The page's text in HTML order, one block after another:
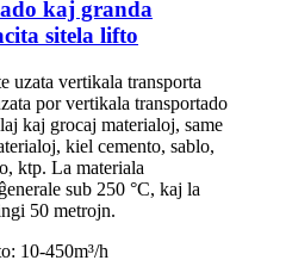
kaj granda
sitela lifto
uzata vertikala transporta
por vertikala transportado
kaj grocaj materialoj, same
kiel cemento, sablo,
ktp. La materiala
sub 250 °C, kaj la
50 metrojn.
10-450m³/h